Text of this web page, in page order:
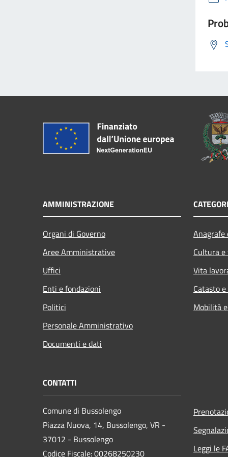
AMMINISTRAZIONE
Organi di Governo
Aree Amministrative
Uffici
Enti e fondazioni
Politici
Personale Amministrativo
Documenti e dati
Cultura
Vita
Catasto
Mobilità
CONTATTI
Comune di Bussolengo
Piazza Nuova, 14, Bussolengo, VR -
37012 - Bussolengo
Codice Fiscale: 00268250230
Leggi le